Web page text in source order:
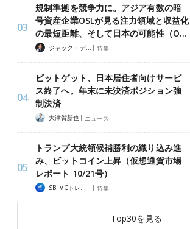
規制準拠を競争力に。アジア有数の暗
号資産企業OSLが見る注力領域と収益化
の最短距離、そして日本の可能性（O…
ジャック・デロン（Jack Derong） | 特集
ビットゲット、日本居住者向けサービ
ス終了へ。年末に未決済ポジション強
制決済
大津賀新也 | ニュース
トランプ大統領候補勝利の織り込み進
み、ビットコイン上昇（仮想通貨市場
レポート 10/21号）
SBI VCトレード | 特集
Top30を見る